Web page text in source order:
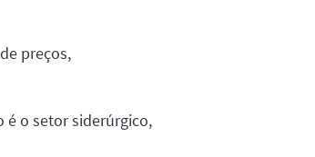
preços,
é o setor siderúrgico,